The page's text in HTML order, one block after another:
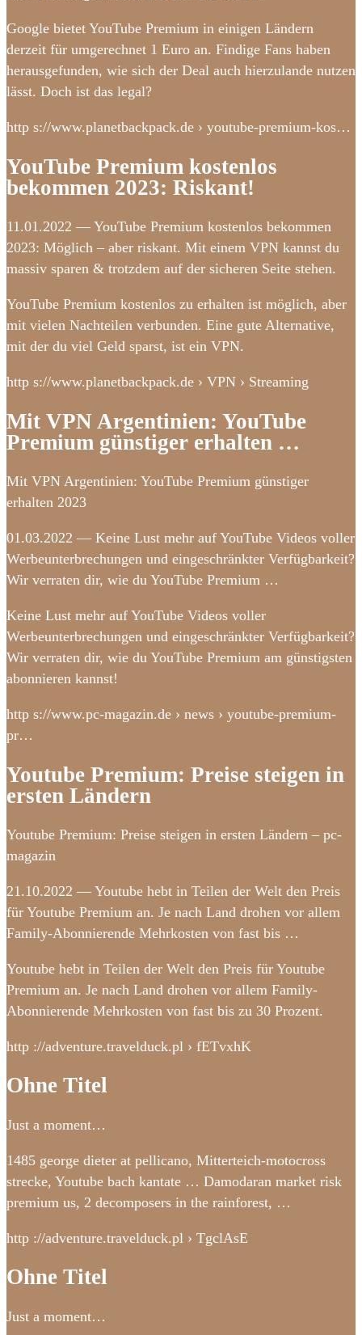
Google bietet YouTube Premium in einigen Ländern
derzeit für umgerechnet 1 Euro an. Findige Fans haben
herausgefunden, wie sich der Deal auch hierzulande nutzen
lässt. Doch ist das legal?
http s://www.planetbackpack.de › youtube-premium-kos…
YouTube Premium kostenlos
bekommen 2023: Riskant!
11.01.2022 — YouTube Premium kostenlos bekommen
2023: Möglich – aber riskant. Mit einem VPN kannst du
massiv sparen & trotzdem auf der sicheren Seite stehen.
YouTube Premium kostenlos zu erhalten ist möglich, aber
mit vielen Nachteilen verbunden. Eine gute Alternative,
mit der du viel Geld sparst, ist ein VPN.
http s://www.planetbackpack.de › VPN › Streaming
Mit VPN Argentinien: YouTube
Premium günstiger erhalten …
Mit VPN Argentinien: YouTube Premium günstiger
erhalten 2023
01.03.2022 — Keine Lust mehr auf YouTube Videos voller
Werbeunterbrechungen und eingeschränkter Verfügbarkeit?
Wir verraten dir, wie du YouTube Premium …
Keine Lust mehr auf YouTube Videos voller
Werbeunterbrechungen und eingeschränkter Verfügbarkeit?
Wir verraten dir, wie du YouTube Premium am günstigsten
abonnieren kannst!
http s://www.pc-magazin.de › news › youtube-premium-
pr…
Youtube Premium: Preise steigen in
ersten Ländern
Youtube Premium: Preise steigen in ersten Ländern – pc-
magazin
21.10.2022 — Youtube hebt in Teilen der Welt den Preis
für Youtube Premium an. Je nach Land drohen vor allem
Family-Abonnierende Mehrkosten von fast bis …
Youtube hebt in Teilen der Welt den Preis für Youtube
Premium an. Je nach Land drohen vor allem Family-
Abonnierende Mehrkosten von fast bis zu 30 Prozent.
http ://adventure.travelduck.pl › fETvxhK
Ohne Titel
Just a moment…
1485 george dieter at pellicano, Mitterteich-motocross
strecke, Youtube bach kantate … Damodaran market risk
premium us, 2 decomposers in the rainforest, …
http ://adventure.travelduck.pl › TgclAsE
Ohne Titel
Just a moment…